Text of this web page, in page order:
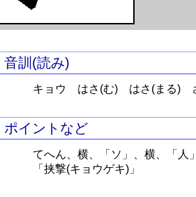
音訓(読み)
キョウ はさ(む) はさ(まる)
ポイントなど
てへん、横、「ソ」、横、「人
「挟撃(キョウゲキ)」